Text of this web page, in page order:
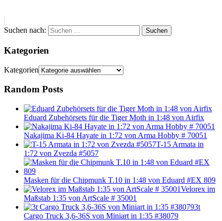
Suchen nach: Suchen
Kategorien
Kategorien
Random Posts
Eduard Zubehörsets für die Tiger Moth in 1:48 von Airfix
Nakajima Ki-84 Hayate in 1:72 von Arma Hobby # 70051
T-15 Armata in
1:72 von Zvezda #5057
Masken für die Chipmunk T.10 in 1:48 von Eduard #EX 809
Velorex im
Maßstab 1:35 von ArtScale # 35001
3t
Cargo Truck 3,6-36S von Miniart in 1:35 #38079